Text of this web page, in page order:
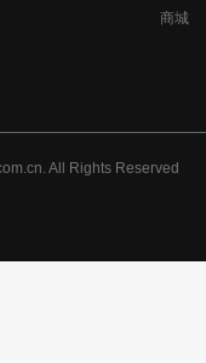
商城
All Rights Reserved